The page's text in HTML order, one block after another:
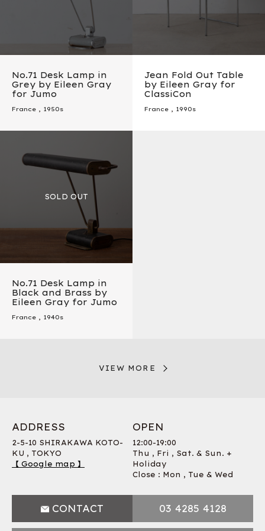
No.71 Desk Lamp in
Grey by Eileen Gray
for Jumo
France , 1950s
Jean Fold Out Table
by Eileen Gray for
ClassiCon
France , 1990s
No.71 Desk Lamp in
Black and Brass by
Eileen Gray for Jumo
France , 1940s
VIEW MORE
ADDRESS
2-5-10 SHIRAKAWA KOTO-
KU , TOKYO
【 Google map 】
OPEN
12:00-19:00
Thu , Fri , Sat. & Sun. +
Holiday
Close : Mon , Tue & Wed
CONTACT 03 4285 4128